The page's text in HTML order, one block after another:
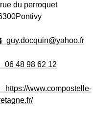
du perroquet
guy.docquin@yahoo.fr
06 48 98 62 12
https://www.compostelle-